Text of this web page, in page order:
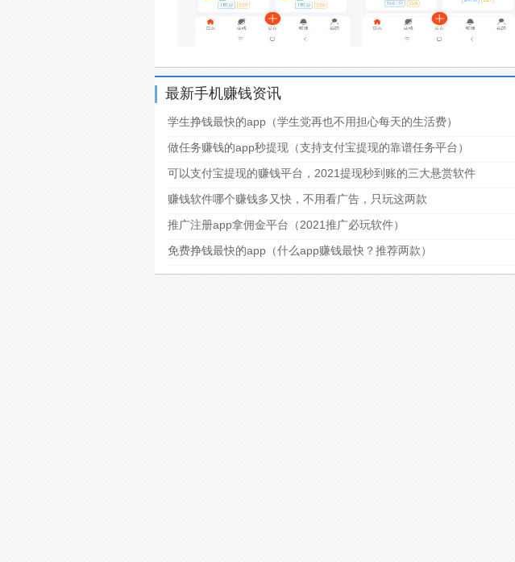
最新手机赚钱资讯
学生挣钱最快的app（学生党再也不用担心每天的生活费）
做任务赚钱的app秒提现（支持支付宝提现的靠谱任务平台）
可以支付宝提现的赚钱平台，2021提现秒到账的三大悬赏软件
赚钱软件哪个赚钱多又快，不用看广告，只玩这两款
推广注册app拿佣金平台（2021推广必玩软件）
免费挣钱最快的app（什么app赚钱最快？推荐两款）